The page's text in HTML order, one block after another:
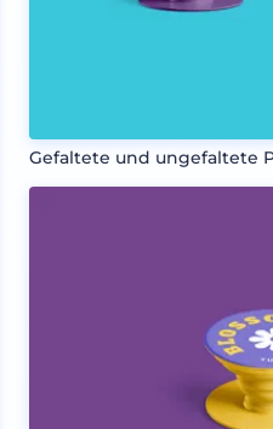
Gefaltete und ungefaltete